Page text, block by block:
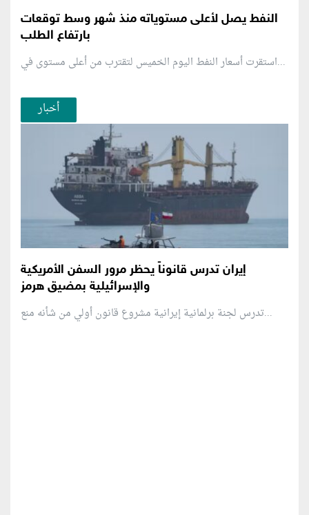
النفط يصل لأعلى مستوياته منذ شهر وسط توقعات
بارتفاع الطلب
استقرت أسعار النفط اليوم الخميس لتقترب من أعلى مستوى في...
أخبار
إيران تدرس قانوناً يحظر مرور السفن الأمريكية
والإسرائيلية بمضيق هرمز
تدرس لجنة برلمانية إيرانية مشروع قانون ⁠أولي من شأنه منع...